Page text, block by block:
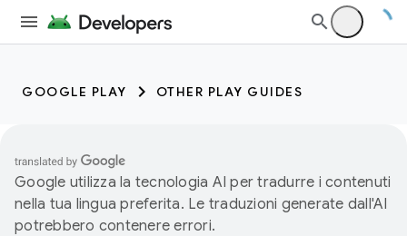
GOOGLE PLAY OTHER PLAY GUIDES
Google utilizza la tecnologia AI per tradurre i contenuti
nella tua lingua preferita. Le traduzioni generate dall'AI
potrebbero contenere errori.